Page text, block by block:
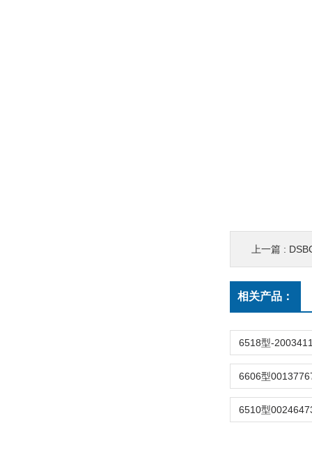
上一篇 : DSBC-
相关产品：